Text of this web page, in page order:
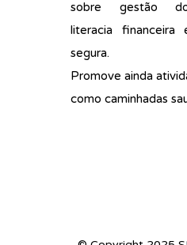
sobre gestão
literacia
segura.
Promove ainda
como caminhadas